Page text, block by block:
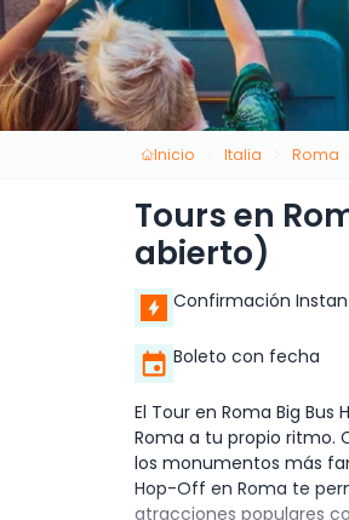
Inicio Italia Roma
Tours en
abierto)
Confirmación
Boleto con fecha
El Tour en Roma Big
Roma a tu propio ritmo.
los monumentos más
Hop-Off en Roma te
atracciones populares